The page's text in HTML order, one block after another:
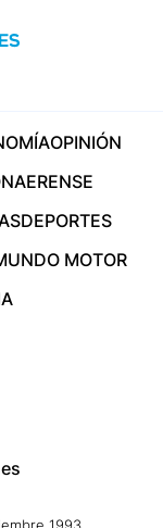
OPINIÓN
DEPORTES
MOTOR